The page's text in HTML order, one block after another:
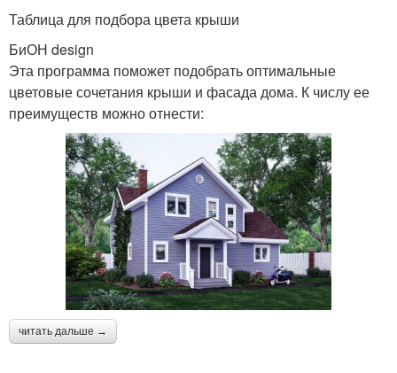
Таблица для подбора цвета крыши
БиОН design
Эта программа поможет подобрать оптимальные
цветовые сочетания крыши и фасада дома. К числу ее
преимуществ можно отнести:
читать дальше →